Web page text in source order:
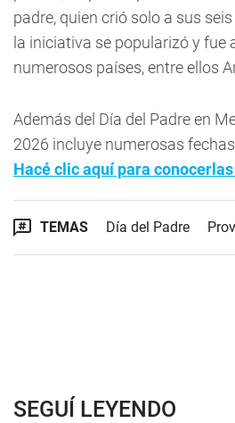
padre, quien crió solo a sus
la iniciativa se popularizó y fue
numerosos países, entre ellos
Además del Día del Padre en
2026 incluye numerosas
Hacé clic aquí para
TEMAS Día del Padre
SEGUÍ LEYENDO